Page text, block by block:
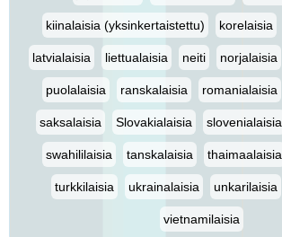
kiinalaisia (yksinkertaistettu) korelaisia
latvialaisia liettualaisia neiti norjalaisia
puolalaisia ranskalaisia romanialaisia
saksalaisia Slovakialaisia slovenialaisia
swahililaisia tanskalaisia thaimaalaisia
turkkilaisia ukrainalaisia unkarilaisia
vietnamilaisia